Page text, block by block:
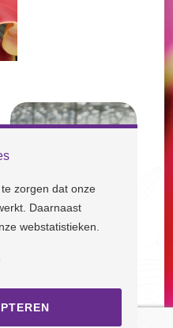
stay tuned!
zorgen dat onze
Daarnaast
webstatistieken.